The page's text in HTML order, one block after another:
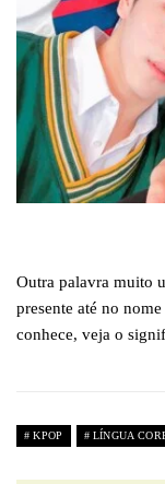
Outra palavra muito
presente até no
conhece, veja o
KPOP LÍNGUA